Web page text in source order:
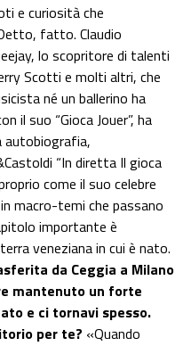
e curiosità che
fatto. Claudio
lo scopritore di talenti
Scotti e molti altri, che
né un ballerino ha
il suo “Gioca Jouer”, ha
autobiografia,
“In diretta Il gioca
come il suo celebre
macro-temi che passano
importante è
veneziana in cui è nato.
da Ceggia a Milano
mantenuto un forte
e ci tornavi spesso.
per te? «Quando